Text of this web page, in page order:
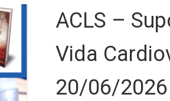
ACLS –
Vida
20/06/